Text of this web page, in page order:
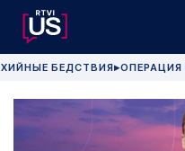
БЕДСТВИЯ▶ОПЕРАЦИЯ